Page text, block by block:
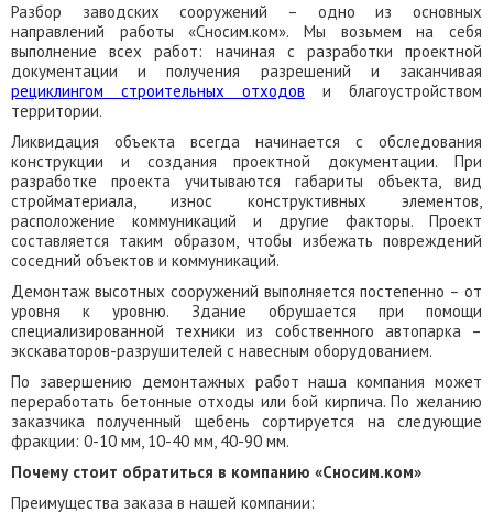
Разбор заводских сооружений – одно из основных
направлений работы «Сносим.ком». Мы возьмем на себя
выполнение всех работ: начиная с разработки проектной
документации и получения разрешений и заканчивая
рециклингом строительных отходов и благоустройством
территории.
Ликвидация объекта всегда начинается с обследования
конструкции и создания проектной документации. При
разработке проекта учитываются габариты объекта, вид
стройматериала, износ конструктивных элементов,
расположение коммуникаций и другие факторы. Проект
составляется таким образом, чтобы избежать повреждений
соседний объектов и коммуникаций.
Демонтаж высотных сооружений выполняется постепенно – от
уровня к уровню. Здание обрушается при помощи
специализированной техники из собственного автопарка –
экскаваторов-разрушителей с навесным оборудованием.
По завершению демонтажных работ наша компания может
переработать бетонные отходы или бой кирпича. По желанию
заказчика полученный щебень сортируется на следующие
фракции: 0-10 мм, 10-40 мм, 40-90 мм.
Почему стоит обратиться в компанию «Сносим.ком»
Преимущества заказа в нашей компании: